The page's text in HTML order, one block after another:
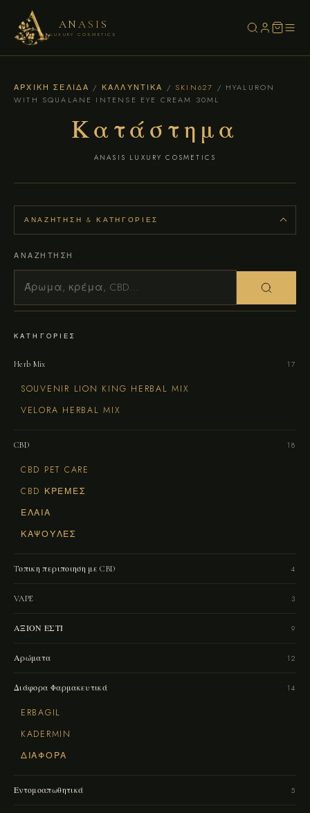
ANASIS
LUXURY COSMETICS
ΑΡΧΙΚΉ ΣΕΛΊΔΑ / ΚΑΛΛΥΝΤΙΚΆ / SKIN627 / HYALURON
WITH SQUALANE INTENSE EYE CREAM 30ML
Κατάστημα
ANASIS LUXURY COSMETICS
ΑΝΑΖΉΤΗΣΗ & ΚΑΤΗΓΟΡΊΕΣ
ΑΝΑΖΉΤΗΣΗ
ΚΑΤΗΓΟΡΊΕΣ
Herb Mix 17
SOUVENIR LION KING HERBAL MIX
VELORA HERBAL MIX
CBD 18
CBD PET CARE
CBD ΚΡΕΜΕΣ
ΈΛΑΙΑ
ΚΆΨΟΥΛΕΣ
Tοπικη περιποιηση με CBD 4
VAPE 3
ΑΞΙΟΝ ΕΣΤΙ 9
Αρώματα 12
Διάφορα Φαρμακευτικά 14
ERBAGIL
KADERMIN
ΔΙΆΦΟΡΑ
Εντομοαπωθητικά 5